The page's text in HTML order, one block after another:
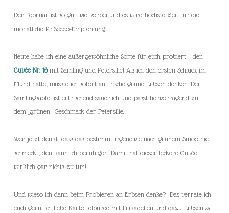
Der Februar ist so gut wie vorbei und es wird höchste Zeit für die
monatliche PriSecco-Empfehlung!
Heute habe ich eine außergewöhnliche Sorte für euch probiert – den
Cuvée Nr. 16mit Sämling und Petersilie! Als ich den ersten Schluck im
Mund hatte, musste ich sofort an frische grüne Erbsen denken. Der
Sämlingsapfel ist erfrischend säuerlich und passt hervorragend zu
dem „grünen“ Geschmack der Petersilie.
Wer jetzt denkt, dass das bestimmt irgendwie nach grünem Smoothie
schmeckt, den kann ich beruhigen. Damit hat dieser leckere Cuvée
wirklich gar nichts zu tun!
Und wieso ich dann beim Probieren an Erbsen denke? Das verrate ich
euch gern. Ich liebe Kartoffelpüree mit Frikadellen und dazu Erbsen &